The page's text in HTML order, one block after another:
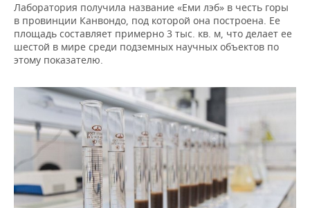
ВОДНЫЕ ВИДЫ СПОРТА
ХОККЕЙ С МЯЧОМ
ОБРАЗОВАНИЕ
ПРОИСШЕСТВИЯ
Лаборатория получила название «Еми лэб» в честь горы
в провинции Канвондо, под которой она построена. Ее
площадь составляет примерно 3 тыс. кв. м, что делает ее
шестой в мире среди подземных научных объектов по
этому показателю.